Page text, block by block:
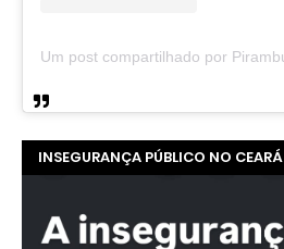
INSEGURANÇA PÚBLICO NO CEARÁ